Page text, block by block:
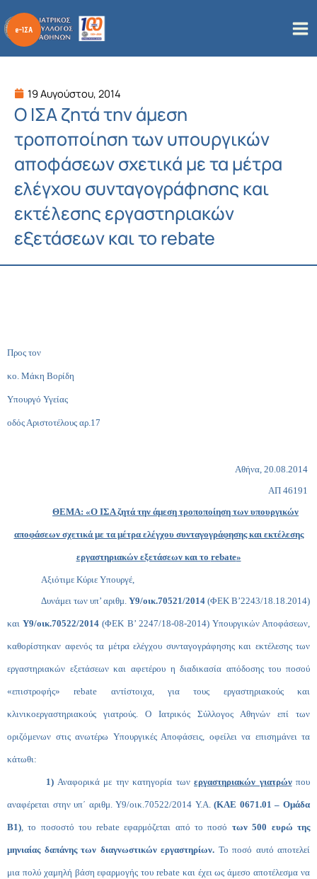
στο
περιεχόμενο
19 Αυγούστου, 2014
Ο ΙΣΑ ζητά την άμεση
τροποποίηση των υπουργικών
αποφάσεων σχετικά με τα μέτρα
ελέγχου συνταγογράφησης και
εκτέλεσης εργαστηριακών
εξετάσεων και το rebate
Προς τον
κο. Μάκη Βορίδη
Υπουργό Υγείας
οδός Αριστοτέλους αρ.17
Αθήνα, 20.08.2014
ΑΠ 46191
ΘΕΜΑ: «Ο ΙΣΑ ζητά την άμεση τροποποίηση των υπουργικών
αποφάσεων σχετικά με τα μέτρα ελέγχου συνταγογράφησης και εκτέλεσης
εργαστηριακών εξετάσεων και το rebate»
Αξιότιμε Κύριε Υπουργέ,
Δυνάμει των υπ’ αριθμ. Υ9/οικ.70521/2014 (ΦΕΚ Β’2243/18.18.2014)
καιΥ9/οικ.70522/2014(ΦΕΚ Β’ 2247/18-08-2014) Υπουργικών Αποφάσεων,
καθορίστηκαν αφενός τα μέτρα ελέγχου συνταγογράφησης και εκτέλεσης των
εργαστηριακών εξετάσεων και αφετέρου η διαδικασία απόδοσης του ποσού
«επιστροφής»rebate αντίστοιχα, για τους εργαστηριακούς και
κλινικοεργαστηριακούς γιατρούς. Ο Ιατρικός Σύλλογος Αθηνών επί των
οριζόμενων στις ανωτέρω Υπουργικές Αποφάσεις, οφείλει να επισημάνει τα
κάτωθι:
1) Αναφορικά με την κατηγορία των εργαστηριακών γιατρώνπου
αναφέρεται στην υπ΄ αριθμ. Υ9/οικ.70522/2014 Υ.Α.(ΚΑΕ 0671.01 – Ομάδα
Β1), το ποσοστό του rebateεφαρμόζεται από τοποσό των 500 ευρώ της
μηνιαίας δαπάνης των διαγνωστικών εργαστηρίων. Το ποσό αυτό αποτελεί
μια πολύ χαμηλή βάση εφαρμογής του rebate και έχει ως άμεσο αποτέλεσμα να